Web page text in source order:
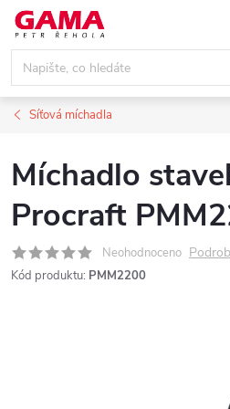
Přejít
obsah
Síťová míchadla
Míchadlo
Procraft
Neohodnoceno
Kód produktu: PMM2200